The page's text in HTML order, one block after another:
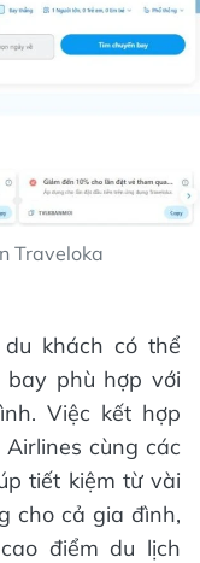
Traveloka
khách có thể
bay phù hợp với
Việc kết hợp
cùng các
tiết kiệm từ vài
cho cả gia đình,
điểm du lịch